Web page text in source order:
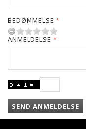
BEDØMMELSE
ANMELDELSE
SEND ANMELDELSE